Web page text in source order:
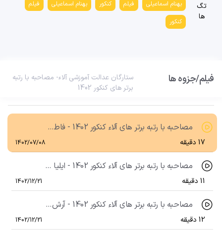
تگ
ها
بهنام اسماعیلی فیلم کنکور بهنام اسماعیلی
فیلم
کنکور
فیلم/جزوه ها
ستارگان عدالت آموزشی آلاء- مصاحبه با رتبه
برتر های کنکور 1402
مصاحبه با رتبه برتر های آلاء کنکور 1402 - سحر نقئی رتبه 175 منطقه 2 کنکور ریاضی 1402
10 دقیقه 1402/07/08
مصاحبه با رتبه برتر های آلاء کنکور 1402 - فاطمه معبودی رتبه 23 منطقه 2 کنکور تجربی 1402
17 دقیقه 1402/07/08
مصاحبه با رتبه برتر های آلاء کنکور 1402 - ایلیا مددیان رتبه 146 منطقه 1 کنکور ریاضی 1402
11 دقیقه 1402/12/21
مصاحبه با رتبه برتر های آلاء کنکور 1402 - آرش همتی رتبه 270 منطقه 2 کنکور ریاضی 1402
12 دقیقه 1402/12/21